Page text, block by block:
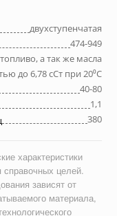
двухступенчатая
474-949
а так же масла
до 6,78 сСт при 20⁰С
40-80
1,1
380
характеристики
целей.
зависят от
материала,